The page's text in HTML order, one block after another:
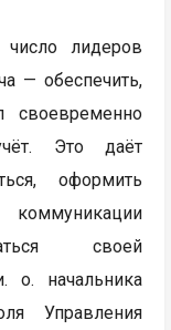
лидеров
— обеспечить,
Это даёт
оформить
своей
о. начальника
Управления